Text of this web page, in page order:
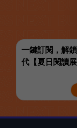
一鍵訂閱，解
代【夏日閱讀